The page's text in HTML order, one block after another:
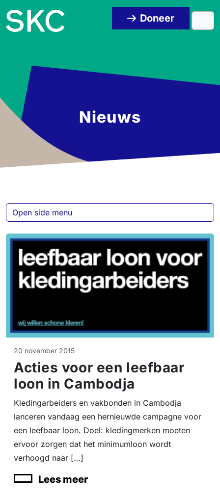
Doneer
Nieuws
20 november 2015
Acties voor een leefbaar
loon in Cambodja
Kledingarbeiders en vakbonden in Cambodja
lanceren vandaag een hernieuwde campagne voor
een leefbaar loon. Doel: kledingmerken moeten
ervoor zorgen dat het minimumloon wordt
verhoogd naar […]
Lees meer
Open side menu